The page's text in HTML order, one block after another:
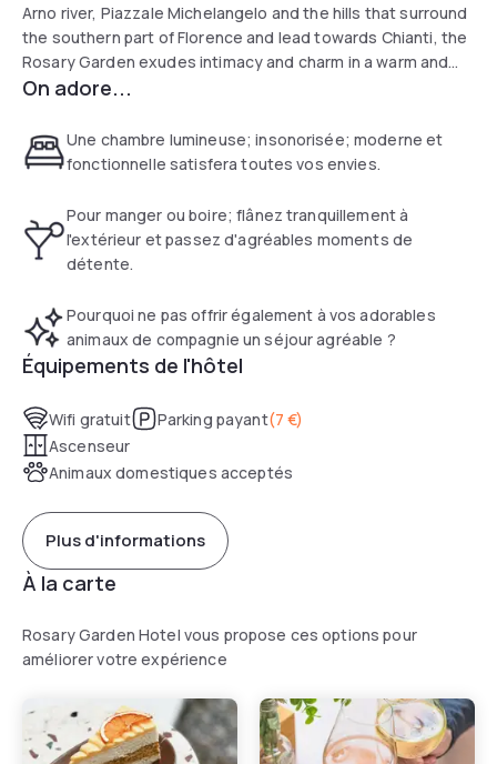
Arno river, Piazzale Michelangelo and the hills that surround
the southern part of Florence and lead towards Chianti, the
Rosary Garden exudes intimacy and charm in a warm and
reserved atmosphere, elegant and familiar at the same
some with frescoes depicting the Tuscan countryside or
city monuments, are all equipped with air conditioning, free
English-style breakfast room. Free afternoon tea and
hospitality bar. It is also close to the Firenze Sud exit of the
A1 motorway, and has some parking spaces available in the
On adore...
Une chambre lumineuse; insonorisée; moderne et
fonctionnelle satisfera toutes vos envies.
Pour manger ou boire; flânez tranquillement à
l'extérieur et passez d'agréables moments de
détente.
Pourquoi ne pas offrir également à vos adorables
animaux de compagnie un séjour agréable ?
Équipements de l'hôtel
Wifi gratuit Parking payant(7 €)
Ascenseur
Animaux domestiques acceptés
Plus d'informations
À la carte
Rosary Garden Hotel vous propose ces options pour
améliorer votre expérience